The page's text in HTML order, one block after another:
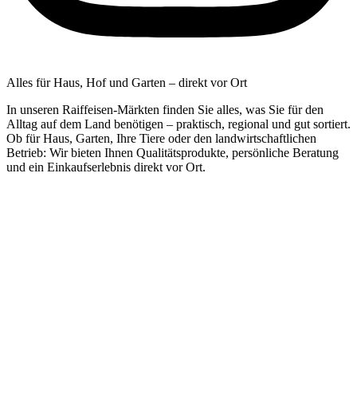
Alles für Haus, Hof und Garten – direkt vor Ort
In unseren Raiffeisen-Märkten finden Sie alles, was Sie für den
Alltag auf dem Land benötigen – praktisch, regional und gut sortiert.
Ob für Haus, Garten, Ihre Tiere oder den landwirtschaftlichen
Betrieb: Wir bieten Ihnen Qualitätsprodukte, persönliche Beratung
und ein Einkaufserlebnis direkt vor Ort.